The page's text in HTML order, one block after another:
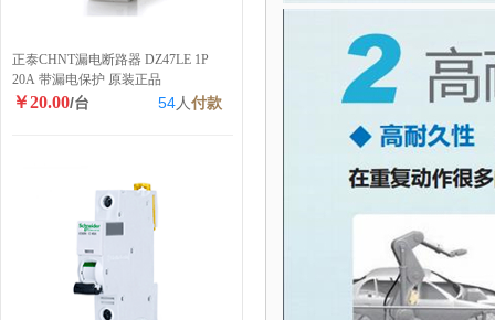
正泰CHNT漏电断路器 DZ47LE 1P
20A 带漏电保护 原装正品
￥20.00/台 54人付款